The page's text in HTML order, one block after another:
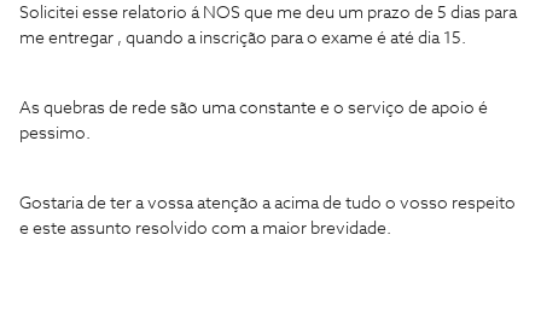
Solicitei esse relatorio á NOS que me deu um prazo de 5 dias para
me entregar , quando a inscrição para o exame é até dia 15.
As quebras de rede são uma constante e o serviço de apoio é
pessimo.
Gostaria de ter a vossa atenção a acima de tudo o vosso respeito
e este assunto resolvido com a maior brevidade.